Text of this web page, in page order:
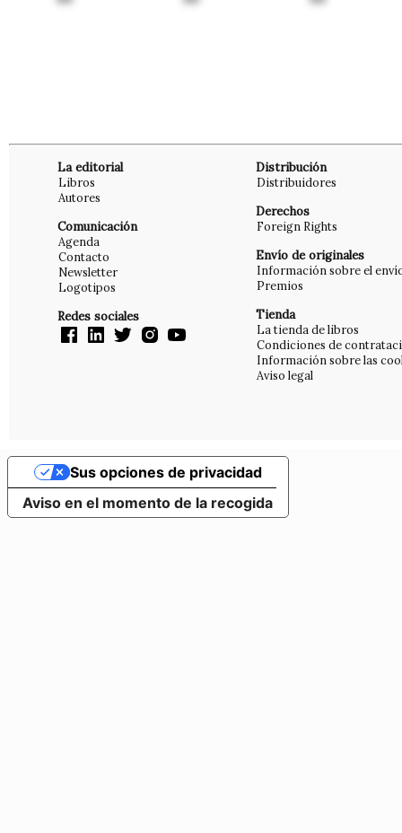
La editorial
Libros
Autores
Comunicación
Agenda
Contacto
Newsletter
Logotipos
Redes sociales
Distribución
Distribuidores
Derechos
Foreign Rights
Envío de originales
Información sobre el
Premios
Tienda
La tienda de libros
Condiciones de
Información sobre las
Aviso legal
Aviso en el momento de la recogida
Sus opciones de privacidad